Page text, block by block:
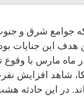
جوامع شرق و
هدف این جنایات
ماه مارس با وقوع
شاهد افزایش
در این حادثه